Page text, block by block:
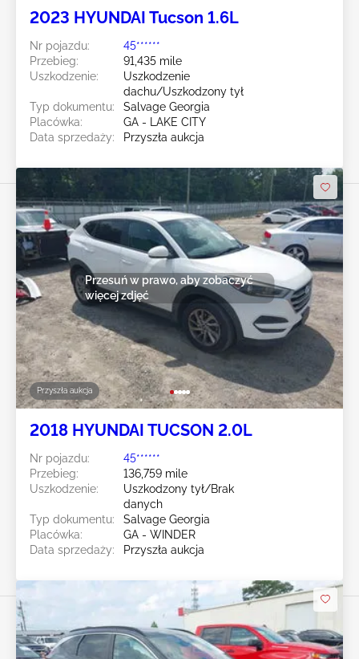
2023 HYUNDAI Tucson 1.6L
Nr pojazdu:
45******
Przebieg:
91,435 mile
Uszkodzenie:
Uszkodzenie
dachu/Uszkodzony tył
Typ dokumentu:
Salvage Georgia
Placówka:
GA - LAKE CITY
Data sprzedaży:
Przyszła aukcja
Przyszła aukcja
Przesuń w prawo, aby zobaczyć
więcej zdjęć
2018 HYUNDAI TUCSON 2.0L
Nr pojazdu:
45******
Przebieg:
136,759 mile
Uszkodzenie:
Uszkodzony tył/Brak
danych
Typ dokumentu:
Salvage Georgia
Placówka:
GA - WINDER
Data sprzedaży:
Przyszła aukcja